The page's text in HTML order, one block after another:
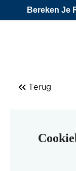
Bereken Je
Terug